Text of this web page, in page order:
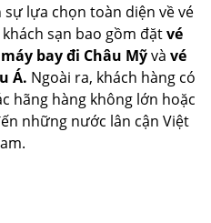
lựa chọn toàn diện về vé
sạn bao gồm đặtvé
bay đi Châu Mỹvà vé
Á. Ngoài ra, khách hàng có
hãng hàng không lớn hoặc
những nước lân cận Việt